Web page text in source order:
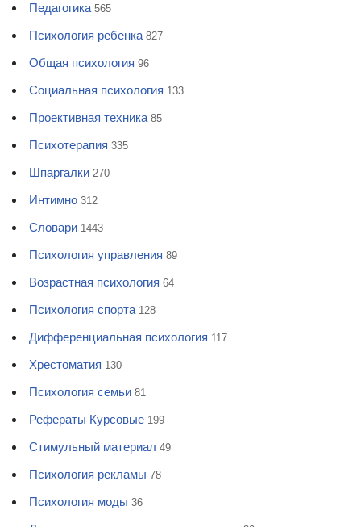
Педагогика 565
Психология ребенка 827
Общая психология 96
Социальная психология 133
Проективная техника 85
Психотерапия 335
Шпаргалки 270
Интимно 312
Словари 1443
Психология управления 89
Возрастная психология 64
Психология спорта 128
Дифференциальная психология 117
Хрестоматия 130
Психология семьи 81
Рефераты Курсовые 199
Стимульный материал 49
Психология рекламы 78
Психология моды 36